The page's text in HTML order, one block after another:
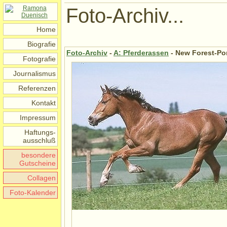
Home
Biografie
Fotografie
Journalismus
Referenzen
Kontakt
Impressum
Haftungs-
ausschluß
besondere
Gutscheine
Collagen
Foto-Kalender
Foto-Archiv...
Foto-Archiv - A: Pferderassen - New Forest-